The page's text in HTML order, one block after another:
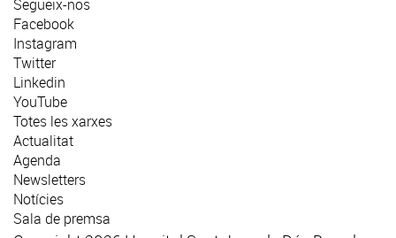
Segueix-nos
Facebook
Instagram
Twitter
Linkedin
YouTube
Totes les xarxes
Actualitat
Agenda
Newsletters
Notícies
Sala de premsa